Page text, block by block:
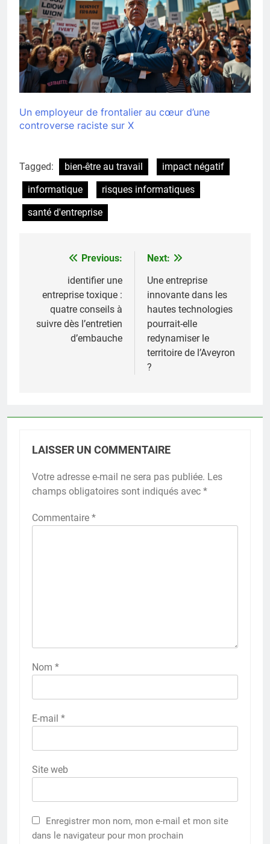
Un employeur de frontalier au cœur d’une
controverse raciste sur X
Tagged: bien-être au travail
impact négatif
informatique
risques informatiques
santé d'entreprise
Navigation
l’article
Previous:
identifier une
entreprise toxique :
quatre conseils à
suivre dès l’entretien
d’embauche
Next:
Une entreprise
innovante dans les
hautes technologies
pourrait-elle
redynamiser le
territoire de l’Aveyron
?
LAISSER UN COMMENTAIRE
Votre adresse e-mail ne sera pas publiée. Les
champs obligatoires sont indiqués avec *
Commentaire *
Nom *
E-mail *
Site web
Enregistrer mon nom, mon e-mail et mon site
dans le navigateur pour mon prochain